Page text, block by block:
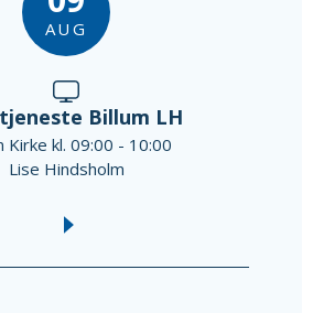
AUG
Billum LH
Kirke kl. 09:00 - 10:00
Lise Hindsholm